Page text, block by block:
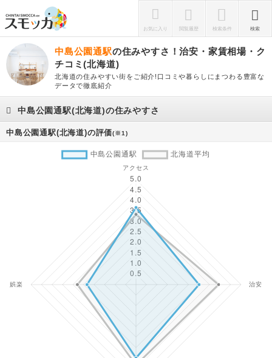
お気に入り 閲覧履歴 検索条件 検索
中島公園通駅の住みやすさ！治安・家賃相場・ク
チコミ(北海道)
北海道の住みやすい街をご紹介!口コミや暮らしにまつわる豊富な
データで徹底紹介
中島公園通駅(北海道)の住みやすさ
中島公園通駅(北海道)の評価(※1)